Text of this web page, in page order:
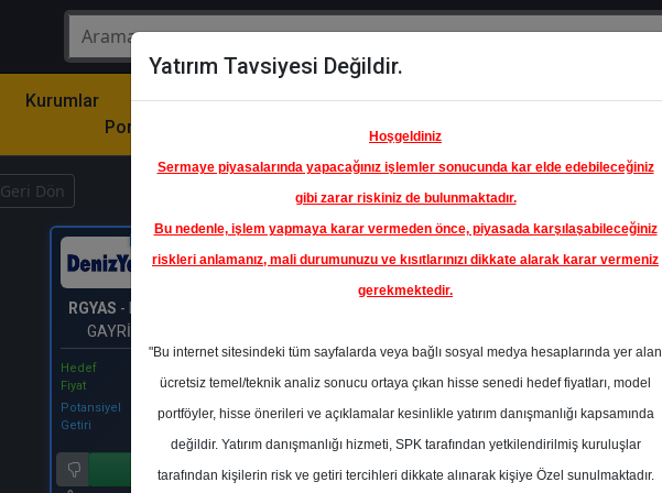
Kurumlar
Model
Portföy
Hisse
Öne
Çıkanlar
Raporlar Partnerlerimiz
Geri Dön
RGYAS - RÖNESANS
GAYRİMENKUL
YATIRIM A.Ş.
Hedef
Fiyat
Potansiyel
Getiri
%55.05 En Yüksek Tahmin
Ortalama Fiyat
Tahmini
Yatırım Tavsiyesi Değildir.
Hoşgeldiniz
Sermaye piyasalarında yapacağınız işlemler sonucunda kar elde edebileceğiniz
gibi zarar riskiniz de bulunmaktadır.
Bu nedenle, işlem yapmaya karar vermeden önce, piyasada karşılaşabileceğiniz
riskleri anlamanız, mali durumunuzu ve kısıtlarınızı dikkate alarak karar vermeniz
gerekmektedir.
"Bu internet sitesindeki tüm sayfalarda veya bağlı sosyal medya hesaplarında yer alan
ücretsiz temel/teknik analiz sonucu ortaya çıkan hisse senedi hedef fiyatları, model
portföyler, hisse önerileri ve açıklamalar kesinlikle yatırım danışmanlığı kapsamında
değildir. Yatırım danışmanlığı hizmeti, SPK tarafından yetkilendirilmiş kuruluşlar
tarafından kişilerin risk ve getiri tercihleri dikkate alınarak kişiye Özel sunulmaktadır.